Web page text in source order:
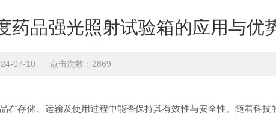
药品强光照射试验箱的应用与优
07-10 点击次数：2869
储、运输及使用过程中能否保持其有效性与安全性。随着科技